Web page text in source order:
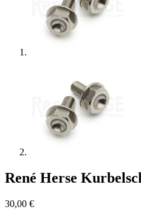
René Herse
30,00 €